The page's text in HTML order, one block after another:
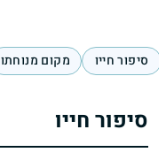
סיפור חייו מקום מנוחתו
סיפור חייו